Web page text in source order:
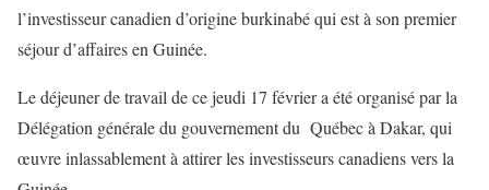
l’investisseur canadien d’origine burkinabé qui est à son premier
séjour d’affaires en Guinée.
Le déjeuner de travail de ce jeudi 17 février a été organisé par la
Délégation générale du gouvernement du Québec à Dakar, qui
œuvre inlassablement à attirer les investisseurs canadiens vers la